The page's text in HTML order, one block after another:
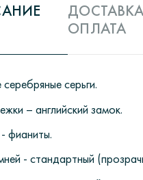
ОПЛАТА
серьги.
– английский замок.
фианиты.
- стандартный